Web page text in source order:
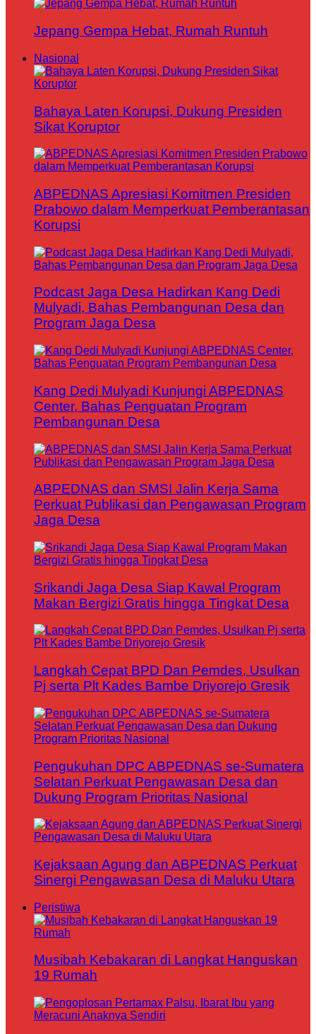
Jepang Gempa Hebat, Rumah Runtuh
Nasional
Bahaya Laten Korupsi, Dukung Presiden
Sikat Koruptor
ABPEDNAS Apresiasi Komitmen Presiden
Prabowo dalam Memperkuat Pemberantasan
Korupsi
Podcast Jaga Desa Hadirkan Kang Dedi
Mulyadi, Bahas Pembangunan Desa dan
Program Jaga Desa
Kang Dedi Mulyadi Kunjungi ABPEDNAS
Center, Bahas Penguatan Program
Pembangunan Desa
ABPEDNAS dan SMSI Jalin Kerja Sama
Perkuat Publikasi dan Pengawasan Program
Jaga Desa
Srikandi Jaga Desa Siap Kawal Program
Makan Bergizi Gratis hingga Tingkat Desa
Langkah Cepat BPD Dan Pemdes, Usulkan
Pj serta Plt Kades Bambe Driyorejo Gresik
Pengukuhan DPC ABPEDNAS se-Sumatera
Selatan Perkuat Pengawasan Desa dan
Dukung Program Prioritas Nasional
Kejaksaan Agung dan ABPEDNAS Perkuat
Sinergi Pengawasan Desa di Maluku Utara
Peristiwa
Musibah Kebakaran di Langkat Hanguskan
19 Rumah